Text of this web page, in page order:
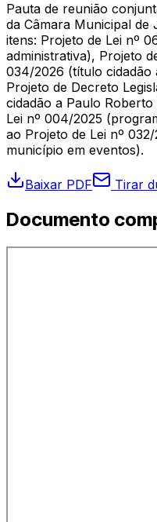
Pauta de reunião
da Câmara Municipal de
itens: Projeto de Lei nº
administrativa), Projeto
034/2026 (título cidadão
Projeto de Decreto
cidadão a Paulo
Lei nº 004/2025
ao Projeto de Lei nº
município em eventos).
Baixar PDF Tirar
Documento